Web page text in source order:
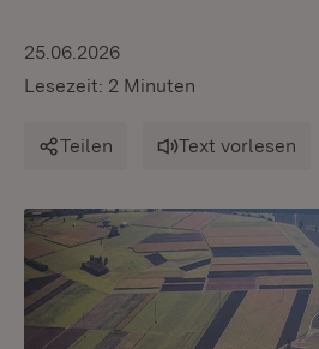
25.06.2026
Lesezeit: 2 Minuten
Teilen Text vorlesen